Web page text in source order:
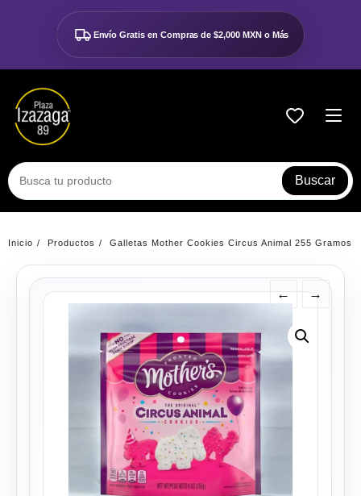
contenido
Envío Gratis en Compras de$2,000 MXN o Más
Buscar
Inicio Productos Galletas Mother Cookies Circus Animal 255 Gramos
← →